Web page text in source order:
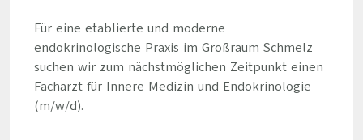
Für eine etablierte und moderne
endokrinologische Praxis im Großraum Schmelz
suchen wir zum nächstmöglichen Zeitpunkt einen
Facharzt für Innere Medizin und Endokrinologie
(m/w/d).